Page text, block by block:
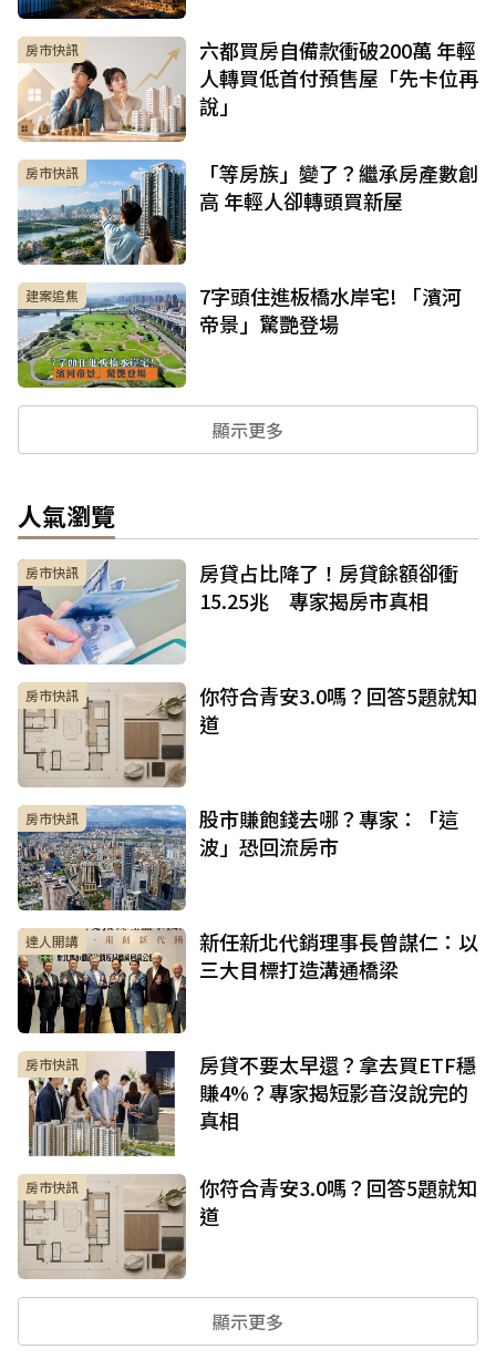
房市快訊
六都買房自備款衝破200萬 年輕
人轉買低首付預售屋「先卡位再
說」
房市快訊
「等房族」變了？繼承房產數創
高 年輕人卻轉頭買新屋
建案追焦
7字頭住進板橋水岸宅! 「濱河
帝景」驚艷登場
顯示更多
人氣瀏覽
房市快訊
房貸占比降了！房貸餘額卻衝
15.25兆 專家揭房市真相
房市快訊
你符合青安3.0嗎？回答5題就知
道
房市快訊
股市賺飽錢去哪？專家：「這
波」恐回流房市
達人開講
新任新北代銷理事長曾謀仁：以
三大目標打造溝通橋梁
房市快訊
房貸不要太早還？拿去買ETF穩
賺4%？專家揭短影音沒說完的
真相
房市快訊
你符合青安3.0嗎？回答5題就知
道
顯示更多